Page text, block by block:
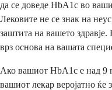
да се доведе HbA1c во
Лековите не се знак на
заштита на вашето
врз основа на вашата
Ако вашиот HbA1c е над 9
вашиот лекар веројатно ќе